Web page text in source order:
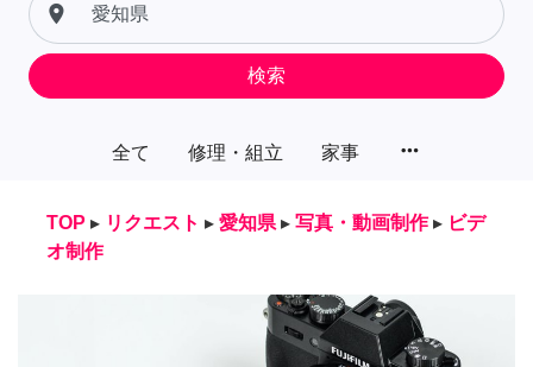
全て 修理・組立 家事 more_horiz
place
検索
TOP ▸ リクエスト ▸ 愛知県 ▸ 写真・動画制作 ▸ ビデ
オ制作